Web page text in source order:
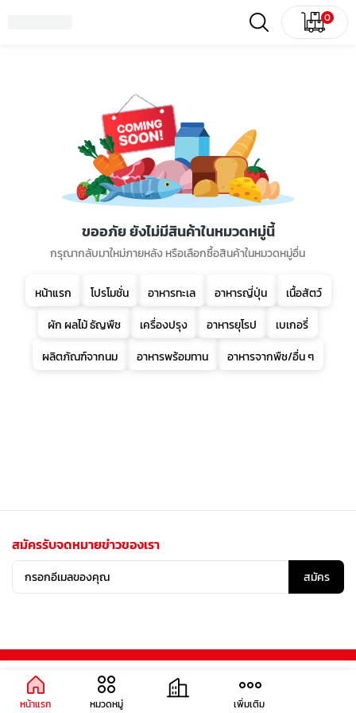
0
ขออภัย ยังไม่มีสินค้าในหมวดหมู่นี้
กรุณากลับมาใหม่ภายหลัง หรือเลือกซื้อสินค้าในหมวดหมู่อื่น
หน้าแรก โปรโมชั่น อาหารทะเล อาหารญี่ปุ่น
เนื้อสัตว์
ผัก ผลไม้ ธัญพืช
เครื่องปรุง อาหารยุโรป
เบเกอรี่
ผลิตภัณฑ์จากนม
อาหารพร้อมทาน อาหารจากพืช/อื่น ๆ
สมัครรับจดหมายข่าวของเรา
สมัคร
หน้าแรก หมวดหมู่ เพิ่มเติม